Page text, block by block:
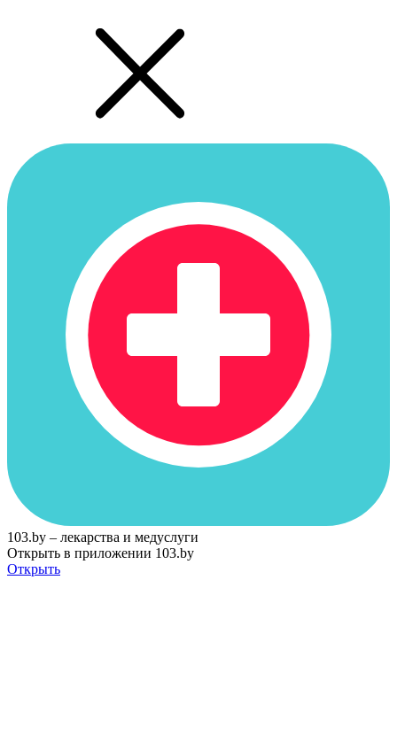
103.by – лекарства и медуслуги
Открыть в приложении 103.by
Открыть